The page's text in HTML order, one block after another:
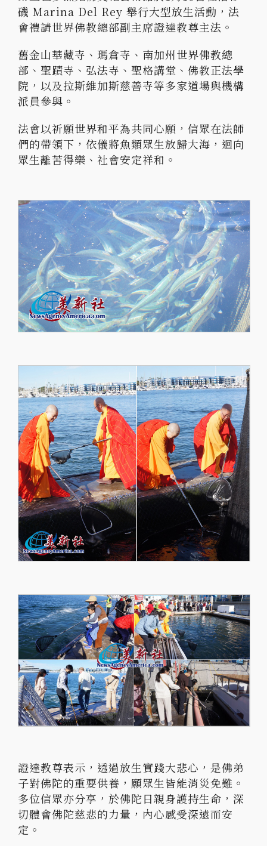
磯 Marina Del Rey 舉行大型放生活動，法
會禮請世界佛教總部副主席證達教尊主法。
舊金山華藏寺、瑪倉寺、南加州世界佛教總
部、聖蹟寺、弘法寺、聖格講堂、佛教正法學
院，以及拉斯維加斯慈善寺等多家道場與機構
派員參與。
法會以祈願世界和平為共同心願，信眾在法師
們的帶領下，依儀將魚類眾生放歸大海，迴向
眾生離苦得樂、社會安定祥和。
證達教尊表示，透過放生實踐大悲心，是佛弟
子對佛陀的重要供養，願眾生皆能消災免難。
多位信眾亦分享，於佛陀日親身護持生命，深
切體會佛陀慈悲的力量，內心感受深遠而安
定。